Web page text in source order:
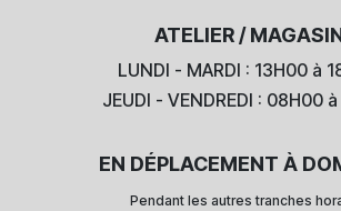
ATELIER /
LUNDI - MARDI : 13H00 à
JEUDI - VENDREDI : 08H00
EN DÉPLACEMENT À
Pendant les autres tranches